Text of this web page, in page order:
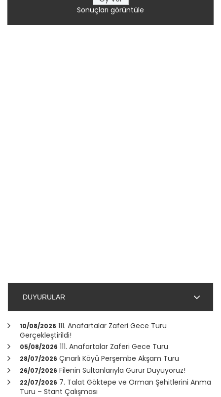
Sonuçları görüntüle
DUYURULAR
10/08/2026 111. Anafartalar Zaferi Gece Turu
Gerçekleştirildi!
05/08/2026 111. Anafartalar Zaferi Gece Turu
28/07/2026 Çınarlı Köyü Perşembe Akşam Turu
26/07/2026 Filenin Sultanlarıyla Gurur Duyuyoruz!
22/07/2026 7. Talat Göktepe ve Orman Şehitlerini Anma
Turu – Stant Çalışması